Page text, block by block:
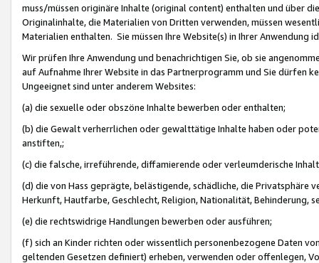
muss/müssen originäre Inhalte (original content) enthalten und über
Originalinhalte, die Materialien von Dritten verwenden, müssen
Materialien enthalten. Sie müssen Ihre Website(s) in Ihrer Anwendung
Wir prüfen Ihre Anwendung und benachrichtigen Sie, ob sie
auf Aufnahme Ihrer Website in das Partnerprogramm und Sie dürfen
Ungeeignet sind unter anderem Websites:
(a) die sexuelle oder obszöne Inhalte bewerben oder enthalten;
(b) die Gewalt verherrlichen oder gewalttätige Inhalte haben oder
anstiften,;
(c) die falsche, irreführende, diffamierende oder verleumderische
(d) die von Hass geprägte, belästigende, schädliche, die Privatsphäre
Herkunft, Hautfarbe, Geschlecht, Religion, Nationalität, Behinderung,
(e) die rechtswidrige Handlungen bewerben oder ausführen;
(f) sich an Kinder richten oder wissentlich personenbezogene Daten
geltenden Gesetzen definiert) erheben, verwenden oder offenlegen,